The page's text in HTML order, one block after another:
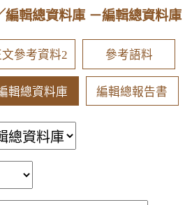
編輯總資料庫 －編輯總資料庫
文參考資料2 參考語料
輯總資料庫 編輯總報告書